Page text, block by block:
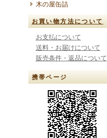
木の屋缶詰
お買い物方法について
お支払について
送料・お届けについて
販売条件・返品について
携帯ページ